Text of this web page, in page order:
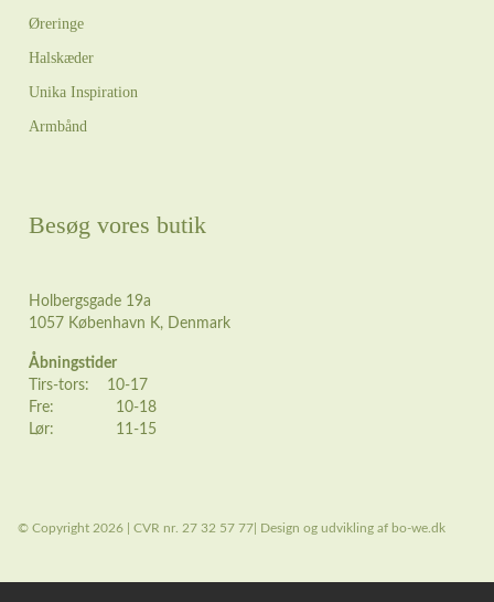
Øreringe
Halskæder
Unika Inspiration
Armbånd
Besøg vores butik
Holbergsgade 19a
1057 København K, Denmark
Åbningstider
Tirs-tors: 10-17
Fre: 10-18
Lør: 11-15
© Copyright 2026 | CVR nr. 27 32 57 77| Design og udvikling af bo-we.dk